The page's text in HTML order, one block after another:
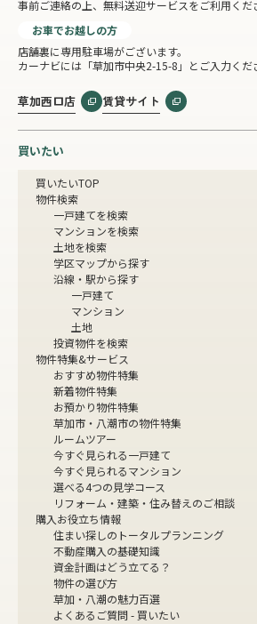
事前ご連絡の上、無料送迎サービスをご利用くだ
お車でお越しの方
店舗裏に専用駐車場がございます。
カーナビには「草加市中央2-15-8」とご入力くだ
草加西口店 賃貸サイト
買いたい
買いたいTOP
物件検索
一戸建てを検索
マンションを検索
土地を検索
学区マップから探す
沿線・駅から探す
一戸建て
マンション
土地
投資物件を検索
物件特集&サービス
おすすめ物件特集
新着物件特集
お預かり物件特集
草加市・八潮市の物件特集
ルームツアー
今すぐ見られる一戸建て
今すぐ見られるマンション
選べる4つの見学コース
リフォーム・建築・住み替えのご相談
購入お役立ち情報
住まい探しのトータルプランニング
不動産購入の基礎知識
資金計画はどう立てる？
物件の選び方
草加・八潮の魅力百選
よくあるご質問 - 買いたい